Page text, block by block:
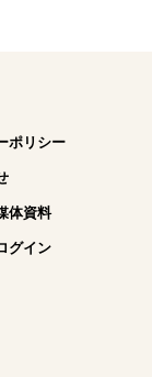
ポリシー
体資料
グイン